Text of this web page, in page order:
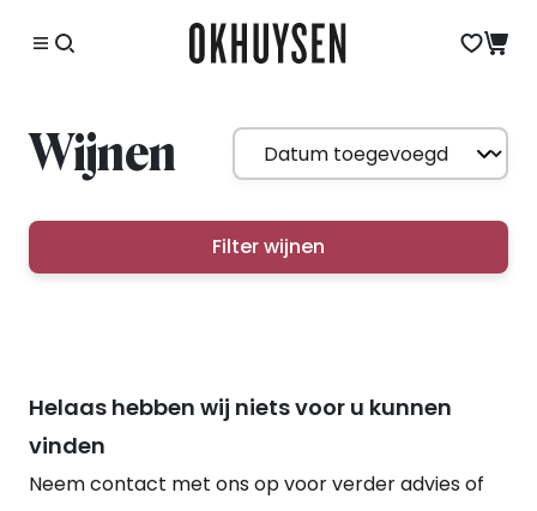
Wijnen
Filter wijnen
Helaas hebben wij niets voor u kunnen
vinden
Neem contact met ons op voor verder advies of